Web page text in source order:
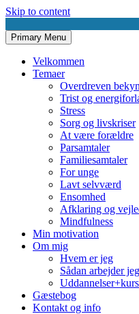
Skip to content
AnneMøllerMadsenSamtaler.dk
Udviklende samtaler
Primary Menu
Velkommen
Temaer
Overdreven
Trist og
Stress
Sorg og livskriser
At være forældre
Parsamtaler
Familiesamtaler
For unge
Lavt selvværd
Ensomhed
Afklaring og
Mindfulness
Min motivation
Om mig
Hvem er jeg
Sådan arbejder jeg
Gæstebog
Kontakt og info